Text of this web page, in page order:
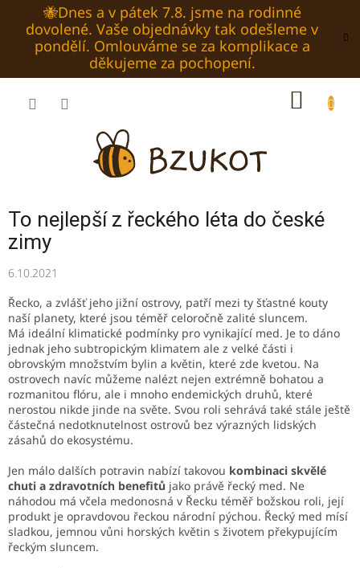
obsah
🐝Dnes a v pátek 7.8. jsme na rodinné
dovolené. Vaše objednávky tak odešleme v
pondělí. Omlouváme se za komplikace a
děkujeme za pochopení.
To nejlepší z řeckého léta do české
zimy
6.10.2021
Řecko, a zvlášť jeho jižní ostrovy, patří mezi ty šťastné kouty
naší planety, které jsou téměř celoročně zalité sluncem.
Má ideální klimatické podmínky pro vynikající med. Je to dáno
jednak jeho subtropickým klimatem ale z velké části i
obrovským množstvím bylin a květin, které zde kvetou. Na
ostrovech navíc můžeme nalézt nejen extrémně bohatou a
rozmanitou flóru, ale i mnoho endemických druhů, které
nerostou nikde jinde na světe. Svou roli sehrává také stále ještě
částečná nedotknutelnost ostrovů bez výrazných lidských
zásahů do ekosystému.
Jen málo dalších potravin nabízí takovou kombinaci skvělé
chuti a zdravotních benefitů jako právě řecký med. Ne
náhodou má včela medonosná v Řecku téměř božskou roli, její
produkt je opravdovou řeckou národní pýchou. Řecký med mísí
sladkou, jemnou vůni horských květin s životem překypujícím
řeckým sluncem.